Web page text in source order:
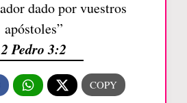
dado por vuestros
apóstoles”
2 Pedro 3:2